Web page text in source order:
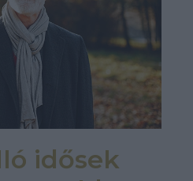
idősek